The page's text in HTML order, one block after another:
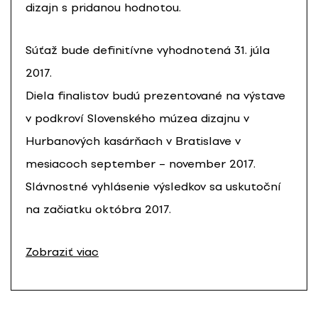
dizajn s pridanou hodnotou.
Súťaž bude definitívne vyhodnotená 31. júla
2017.
Diela finalistov budú prezentované na výstave
v podkroví Slovenského múzea dizajnu v
Hurbanových kasárňach v Bratislave v
mesiacoch september – november 2017.
Slávnostné vyhlásenie výsledkov sa uskutoční
na začiatku októbra 2017.
Zobraziť viac